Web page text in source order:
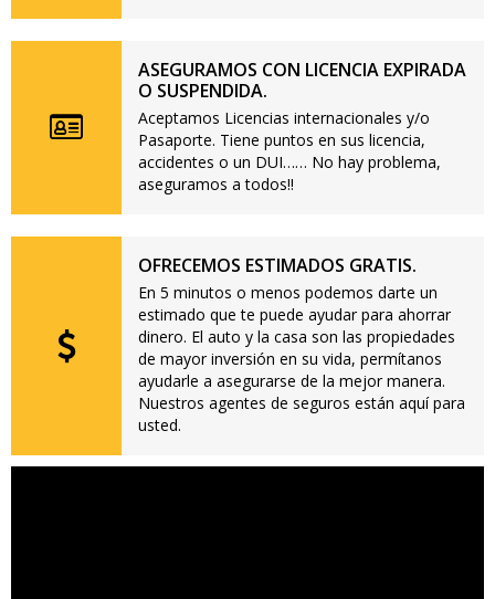
ASEGURAMOS CON LICENCIA EXPIRADA
O SUSPENDIDA.
Aceptamos Licencias internacionales y/o
Pasaporte. Tiene puntos en sus licencia,
accidentes o un DUI…… No hay problema,
aseguramos a todos!!
OFRECEMOS ESTIMADOS GRATIS.
En 5 minutos o menos podemos darte un
estimado que te puede ayudar para ahorrar
dinero. El auto y la casa son las propiedades
de mayor inversión en su vida, permítanos
ayudarle a asegurarse de la mejor manera.
Nuestros agentes de seguros están aquí para
usted.